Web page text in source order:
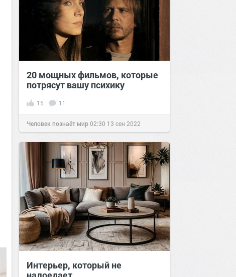
20 мощных фильмов, которые
потрясут вашу психику
15 11
Человек познаёт мир02:30 13 сен 2022
Интерьер, который не